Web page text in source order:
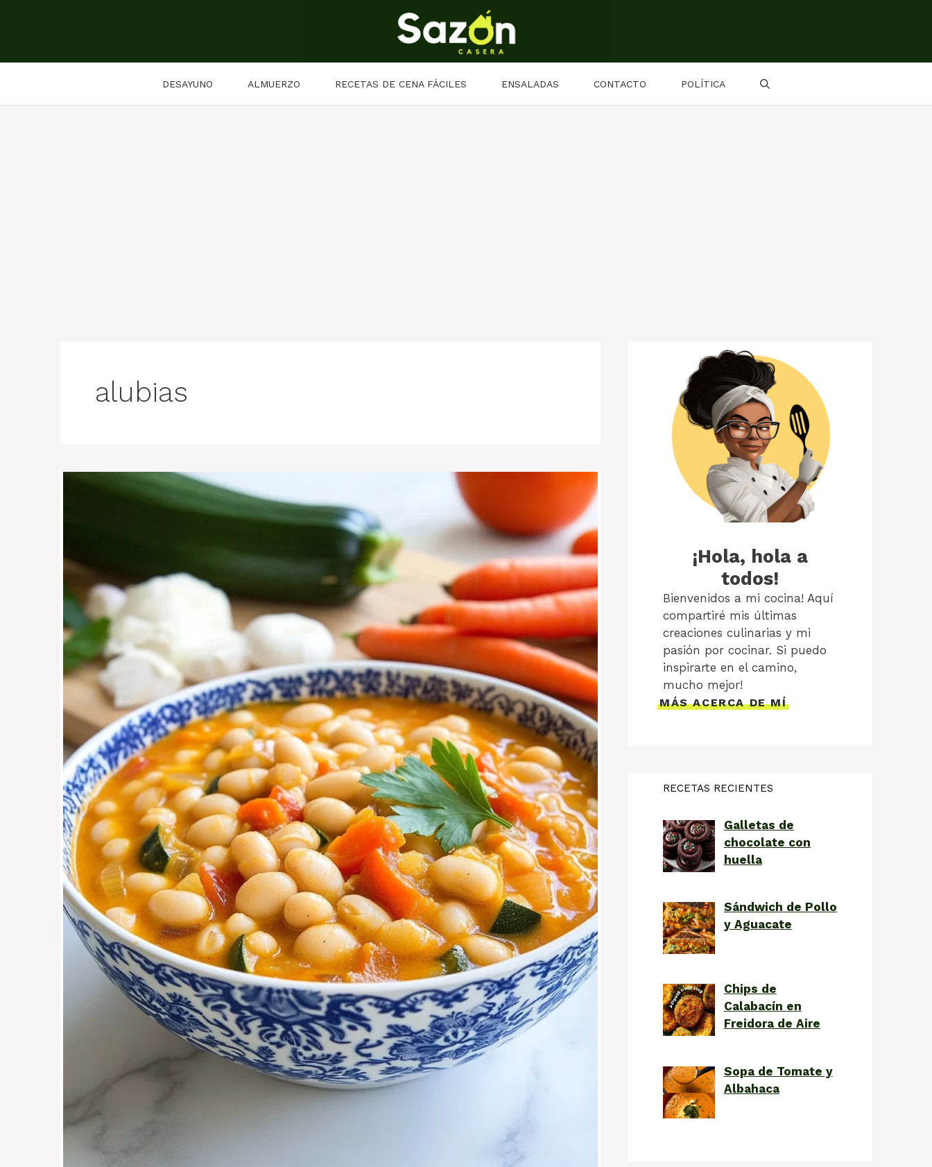
DESAYUNO ALMUERZO RECETAS DE CENA FÁCILES ENSALADAS CONTACTO POLÍTICA
alubias
¡Hola, hola a
todos!
Bienvenidos a mi cocina! Aquí
compartiré mis últimas
creaciones culinarias y mi
pasión por cocinar. Si puedo
inspirarte en el camino,
mucho mejor!
MÁS ACERCA DE MÍ
RECETAS RECIENTES
Galletas de
chocolate con
huella
Sándwich de Pollo
y Aguacate
Chips de
Calabacín en
Freidora de Aire
Sopa de Tomate y
Albahaca